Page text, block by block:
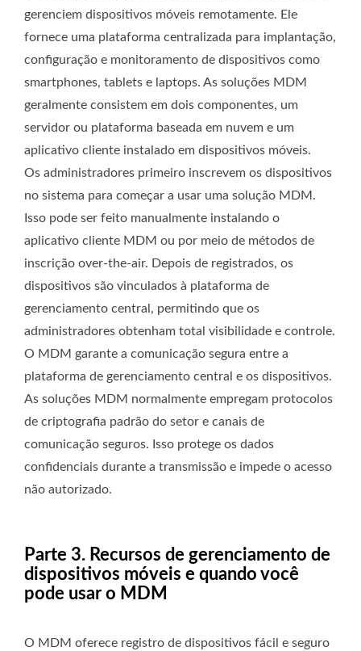
gerenciem dispositivos móveis remotamente. Ele
fornece uma plataforma centralizada para implantação,
configuração e monitoramento de dispositivos como
smartphones, tablets e laptops. As soluções MDM
geralmente consistem em dois componentes, um
servidor ou plataforma baseada em nuvem e um
aplicativo cliente instalado em dispositivos móveis.
Os administradores primeiro inscrevem os dispositivos
no sistema para começar a usar uma solução MDM.
Isso pode ser feito manualmente instalando o
aplicativo cliente MDM ou por meio de métodos de
inscrição over-the-air. Depois de registrados, os
dispositivos são vinculados à plataforma de
gerenciamento central, permitindo que os
administradores obtenham total visibilidade e controle.
O MDM garante a comunicação segura entre a
plataforma de gerenciamento central e os dispositivos.
As soluções MDM normalmente empregam protocolos
de criptografia padrão do setor e canais de
comunicação seguros. Isso protege os dados
confidenciais durante a transmissão e impede o acesso
não autorizado.
Parte 3. Recursos de gerenciamento de
dispositivos móveis e quando você
pode usar o MDM
O MDM oferece registro de dispositivos fácil e seguro